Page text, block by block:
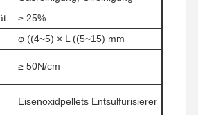
Nachrichten Alle Fälle
≥ 25%
φ ((4~5) × L ((5~15) mm
≥ 50N/cm
Eisenoxidpellets Entsulfurisierer